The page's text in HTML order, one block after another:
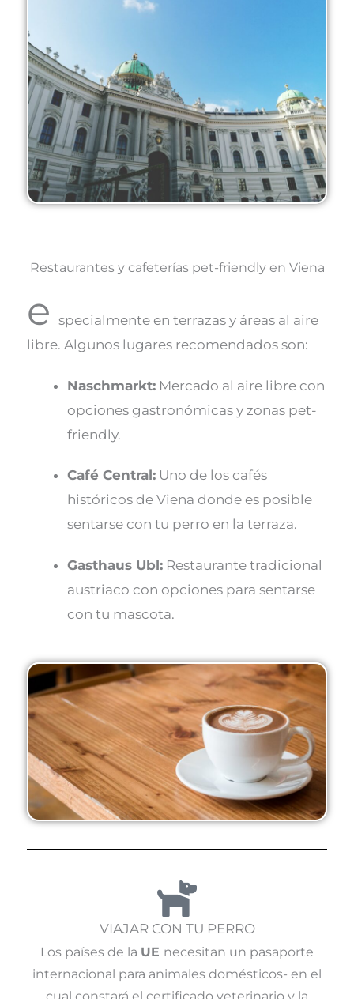
Restaurantes y cafeterías pet-friendly en Viena
e specialmente en terrazas y áreas al aire
libre. Algunos lugares recomendados son:
Naschmarkt:Mercado al aire libre con
opciones gastronómicas y zonas pet-
friendly.
Café Central:Uno de los cafés
históricos de Viena donde es posible
sentarse con tu perro en la terraza.
Gasthaus Ubl:Restaurante tradicional
austriaco con opciones para sentarse
con tu mascota.
VIAJAR CON TU PERRO
Los países de la UE necesitan un pasaporte
internacional para animales domésticos- en el
cual constará el certificado veterinario y la